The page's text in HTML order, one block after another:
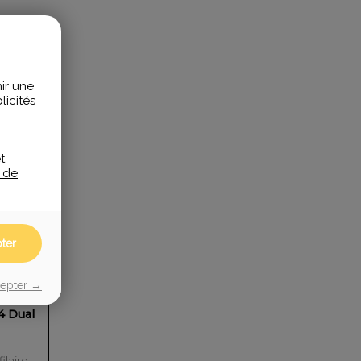
Dual
une
de
→